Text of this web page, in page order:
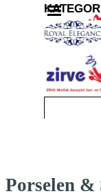
Menüyü
Porselen